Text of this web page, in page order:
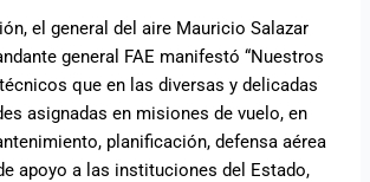
el general del aire Mauricio Salazar
general FAE manifestó “Nuestros
que en las diversas y delicadas
asignadas en misiones de vuelo, en
planificación, defensa aérea
apoyo a las instituciones del Estado,